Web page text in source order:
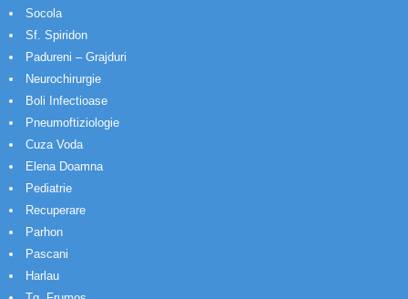
Socola
Sf. Spiridon
Padureni – Grajduri
Neurochirurgie
Boli Infectioase
Pneumoftiziologie
Cuza Voda
Elena Doamna
Pediatrie
Recuperare
Parhon
Pascani
Harlau